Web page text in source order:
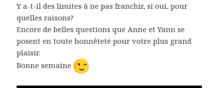
Y a-t-il des limites à ne pas franchir, si oui, pour
quelles raisons?
Encore de belles questions que Anne et Yann se
posent en toute honnêteté pour votre plus grand
plaisir.
Bonne semaine